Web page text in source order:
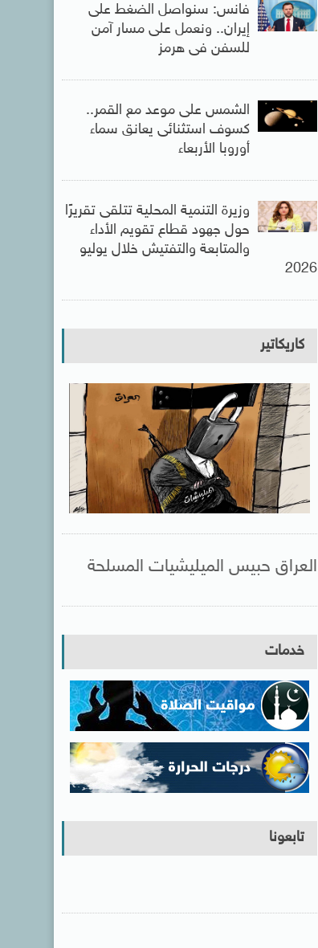
فانس: سنواصل الضغط على
إيران.. ونعمل على مسار آمن
للسفن فى هرمز
الشمس على موعد مع القمر..
كسوف استثنائى يعانق سماء
أوروبا الأربعاء
وزيرة التنمية المحلية تتلقى تقريرًا
حول جهود قطاع تقويم الأداء
والمتابعة والتفتيش خلال يوليو
2026
كاريكاتير
العراق حبيس الميليشيات المسلحة
خدمات
تابعونا